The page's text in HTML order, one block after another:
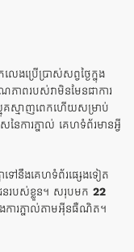
ប្រើប្រាស់សព្វថ្ងៃក្នុង
ភាពរបស់វាមិនមែនជាការ
គ​ស្មាញ​ពេក​ហើយ​សម្រាប់​
ៃការភ្នាល់ គេហទំព័រមានអ្វី
ទៅនឹងគេហទំព័រផ្សេងទៀត
នរបស់ខ្លួន។ សរុបមក 22
ការភ្នាល់តាមអ៊ីនធឺណិត។